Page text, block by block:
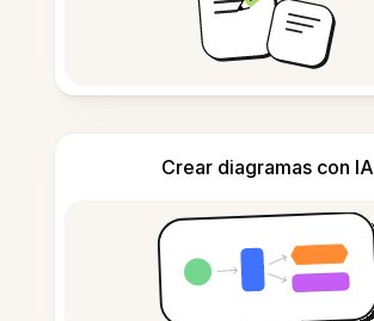
Crear diagramas con IA